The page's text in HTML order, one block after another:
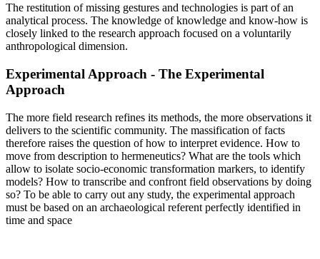
The restitution of missing gestures and technologies is part of an
analytical process. The knowledge of knowledge and know-how is
closely linked to the research approach focused on a voluntarily
anthropological dimension.
Experimental Approach - The Experimental
Approach
The more field research refines its methods, the more observations it
delivers to the scientific community. The massification of facts
therefore raises the question of how to interpret evidence. How to
move from description to hermeneutics? What are the tools which
allow to isolate socio-economic transformation markers, to identify
models? How to transcribe and confront field observations by doing
so? To be able to carry out any study, the experimental approach
must be based on an archaeological referent perfectly identified in
time and space